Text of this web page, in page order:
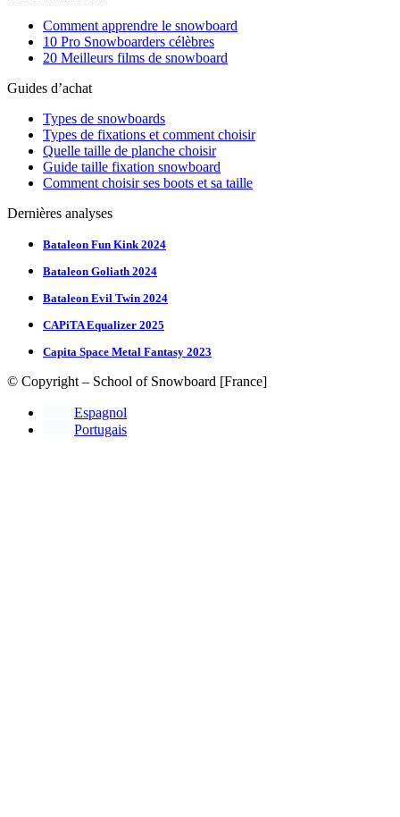
Comment apprendre le snowboard
10 Pro Snowboarders célèbres
20 Meilleurs films de snowboard
Guides d’achat
Types de snowboards
Types de fixations et comment choisir
Quelle taille de planche choisir
Guide taille fixation snowboard
Comment choisir ses boots et sa taille
Dernières analyses
Bataleon Fun Kink 2024
Bataleon Goliath 2024
Bataleon Evil Twin 2024
CAPiTA Equalizer 2025
Capita Space Metal Fantasy 2023
© Copyright – School of Snowboard [France]
Espagnol
Portugais